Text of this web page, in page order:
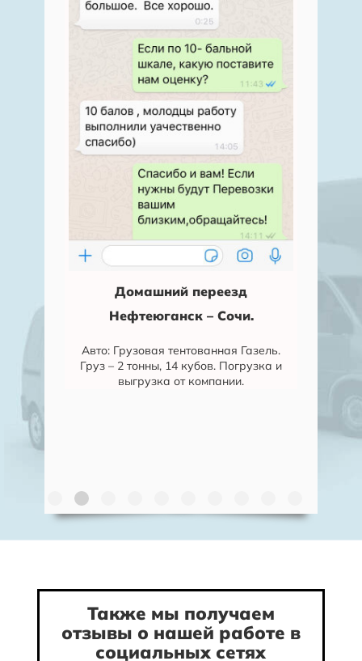
Домашний переезд
Нефтеюганск – Сочи.
Авто: Грузовая тентованная Газель.
Груз – 2 тонны, 14 кубов. Погрузка и
выгрузка от компании.
Авто:
Также мы получаем
отзывы о нашей работе в
социальных сетях